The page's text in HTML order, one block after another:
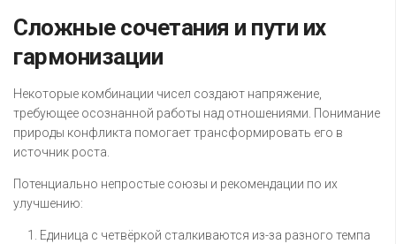
Сложные сочетания и пути их
гармонизации
Некоторые комбинации чисел создают напряжение,
требующее осознанной работы над отношениями. Понимание
природы конфликта помогает трансформировать его в
источник роста.
Потенциально непростые союзы и рекомендации по их
улучшению:
Единица с четвёркой сталкиваются из-за разного темпа